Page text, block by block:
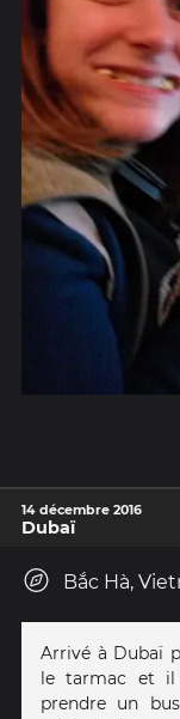
14 décembre 2016
Dubaï
Bắc Hà,
Arrivé à Dubaï
le tarmac et il
prendre un